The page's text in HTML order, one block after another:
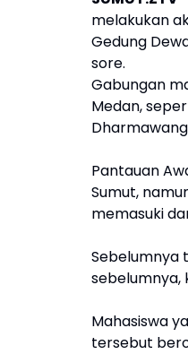
melakukan
Gedung
sore.
Gabungan
Medan,
Pantauan
Sumut,
memasuki
Sebelumnya
sebelumnya,
Mahasiswa
tersebut